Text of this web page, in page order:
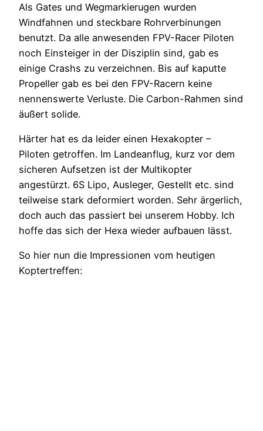
Als Gates und Wegmarkierugen wurden
Windfahnen und steckbare Rohrverbinungen
benutzt. Da alle anwesenden FPV-Racer Piloten
noch Einsteiger in der Disziplin sind, gab es
einige Crashs zu verzeichnen. Bis auf kaputte
Propeller gab es bei den FPV-Racern keine
nennenswerte Verluste. Die Carbon-Rahmen sind
äußert solide.
Härter hat es da leider einen Hexakopter –
Piloten getroffen. Im Landeanflug, kurz vor dem
sicheren Aufsetzen ist der Multikopter
angestürzt. 6S Lipo, Ausleger, Gestellt etc. sind
teilweise stark deformiert worden. Sehr ärgerlich,
doch auch das passiert bei unserem Hobby. Ich
hoffe das sich der Hexa wieder aufbauen lässt.
So hier nun die Impressionen vom heutigen
Koptertreffen: